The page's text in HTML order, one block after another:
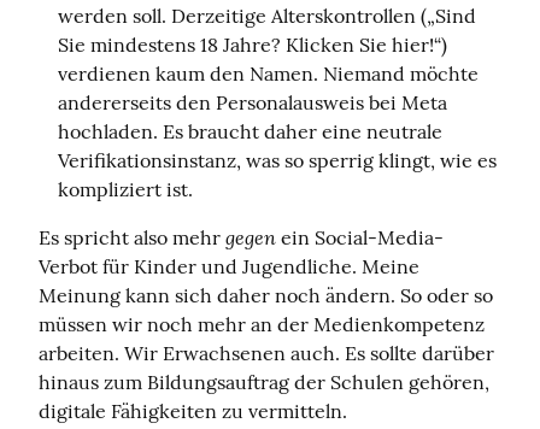
werden soll. Derzeitige Alterskontrollen („Sind
Sie mindestens 18 Jahre? Klicken Sie hier!“)
verdienen kaum den Namen. Niemand möchte
andererseits den Personalausweis bei Meta
hochladen. Es braucht daher eine neutrale
Verifikationsinstanz, was so sperrig klingt, wie es
kompliziert ist.
Es spricht also mehr gegen ein Social-Media-
Verbot für Kinder und Jugendliche. Meine
Meinung kann sich daher noch ändern. So oder so
müssen wir noch mehr an der Medienkompetenz
arbeiten. Wir Erwachsenen auch. Es sollte darüber
hinaus zum Bildungsauftrag der Schulen gehören,
digitale Fähigkeiten zu vermitteln.